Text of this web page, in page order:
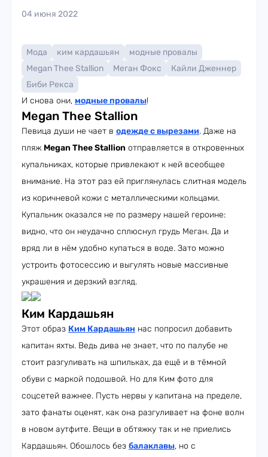
04 июня 2022
Мода ким кардашьян
модные провалы
Megan Thee Stallion
Меган Фокс
Кайли Дженнер
Биби Рекса
И снова они, модные провалы!
Megan Thee Stallion
Певица души не чает в одежде с вырезами. Даже на
пляж Megan Thee Stallion отправляется в откровенных
купальниках, которые привлекают к ней всеобщее
внимание. На этот раз ей приглянулась слитная модель
из коричневой кожи с металлическими кольцами.
Купальник оказался не по размеру нашей героине:
видно, что он неудачно сплюснул грудь Меган. Да и
вряд ли в нём удобно купаться в воде. Зато можно
устроить фотосессию и выгулять новые массивные
украшения и дерзкий взгляд.
Ким Кардашьян
Этот образ Ким Кардашьян нас попросил добавить
капитан яхты. Ведь дива не знает, что по палубе не
стоит разгуливать на шпильках, да ещё и в тёмной
обуви с маркой подошвой. Но для Ким фото для
соцсетей важнее. Пусть нервы у капитана на пределе,
зато фанаты оценят, как она разгуливает на фоне волн
в новом аутфите. Вещи в обтяжку так и не приелись
Кардашьян. Обошлось без балаклавы, но с